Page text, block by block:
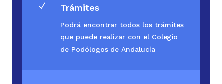
N Trámites
Podrá encontrar todos los trámites
que puede realizar con el Colegio
de Podólogos de Andalucía